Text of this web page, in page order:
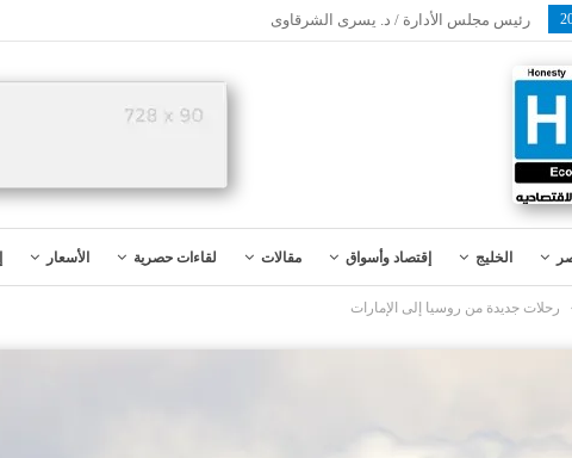
رئيس مجلس الأدارة / د. يسرى الشرقاوى
الخليج إقتصاد وأسواق مقالات لقاءات حصرية الأسعار
رحلات جديدة من روسيا إلى الإمارات